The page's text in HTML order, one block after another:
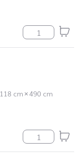
Stumpenkerze
118 cm×490 cm
Struktur grey